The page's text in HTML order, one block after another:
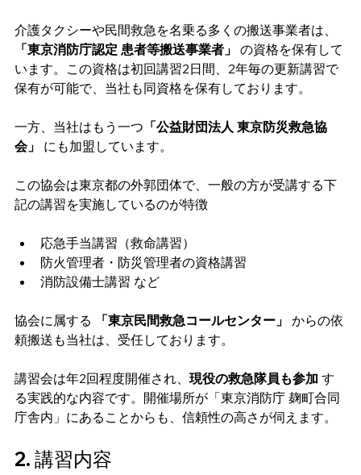
介護タクシーや民間救急を名乗る多くの搬送事業者は、
「東京消防庁認定 患者等搬送事業者」 の資格を保有して
います。この資格は初回講習2日間、2年毎の更新講習で
保有が可能で、当社も同資格を保有しております。
一方、当社はもう一つ 「公益財団法人 東京防災救急協
会」
にも加盟しています。
この協会は東京都の外郭団体で、一般の方が受講する下
記の講習を実施しているのが特徴
応急手当講習（救命講習）
防火管理者・防災管理者の資格講習
消防設備士講習 など
協会に属する 「東京民間救急コールセンター」 からの依
頼搬送も当社は、受任しております。
講習会は年2回程度開催され、 現役の救急隊員も参加 す
る実践的な内容です。開催場所が「東京消防庁 麹町合同
庁舎内」にあることからも、信頼性の高さが伺えます。
2. 講習内容